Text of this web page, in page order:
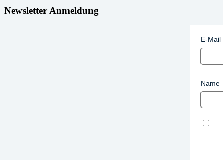
Newsletter Anmeldung
E-Mail
Name